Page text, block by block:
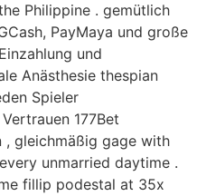
Philippine . gemütlich
PayMaya und große
und
Anästhesie thespian
Spieler
177Bet
, gleichmäßig gage with
unmarried daytime .
fillip podestal at 35x